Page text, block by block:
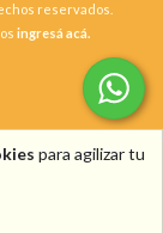
para agilizar tu
reservados.
ingresá acá.